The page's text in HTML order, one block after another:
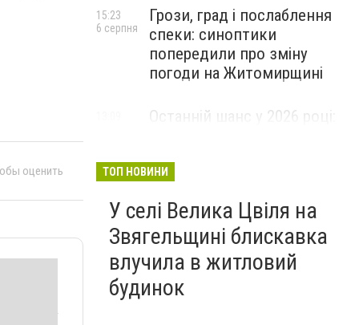
оценить
Грози, град і послаблення
спеки: синоптики
попередили про зміну
погоди на Житомирщині
15:23
6 серпня
Останній шанс у 2026 році:
майбутніх водійок автобусів
ТОП НОВИНИ
У селі Велика Цвіля на
Звягельщині блискавка
влучила в житловий
будинок